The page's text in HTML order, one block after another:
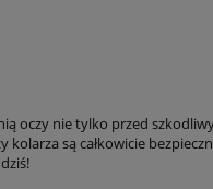
oczy nie tylko przed
są całkowicie